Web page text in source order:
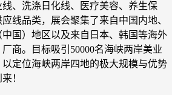
、洗涤日化线、医疗美容、养生保
线品类，展会聚集了来自中国内地、
国）地区以及来自日本、韩国等海外
商。目标吸引50000名海峡两岸美业
定位海峡两岸四地的极大规模与优势
！